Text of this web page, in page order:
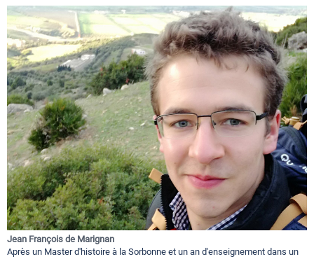
Jean François de Marignan
Après un Master d'histoire à la Sorbonne et un an d'enseignement dans un